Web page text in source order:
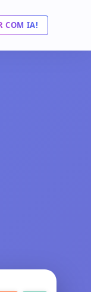
COM IA!